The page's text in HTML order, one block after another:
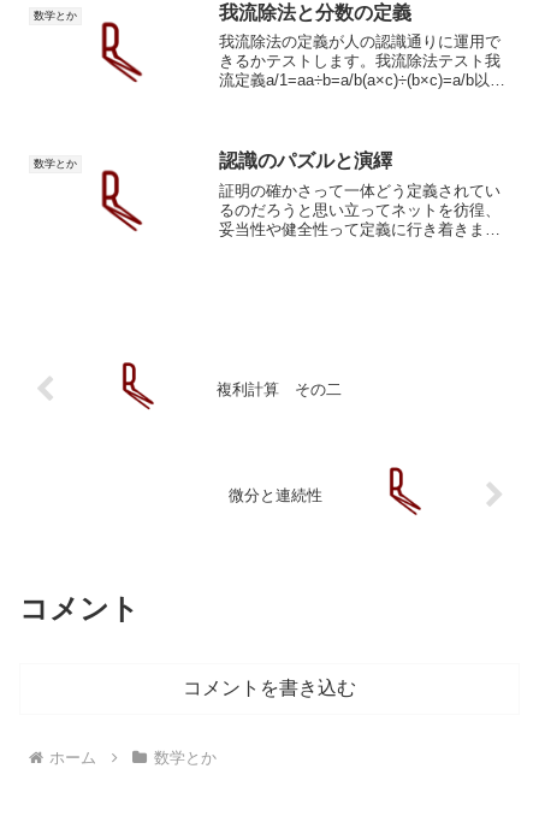
数学とか 我流除法と分数の定義
我流除法の定義が人の認識通りに運用で
きるかテストします。我流除法テスト我
流定義a/1=aa÷b=a/b(a×c)÷(b×c)=a/b以下
数学とか 認識のパズルと演繹
証明の確かさって一体どう定義されてい
るのだろうと思い立ってネットを彷徨、
妥当性や健全性って定義に行き着きまし
複利計算 その二
微分と連続性
コメント
コメントを書き込む
ホーム 数学とか